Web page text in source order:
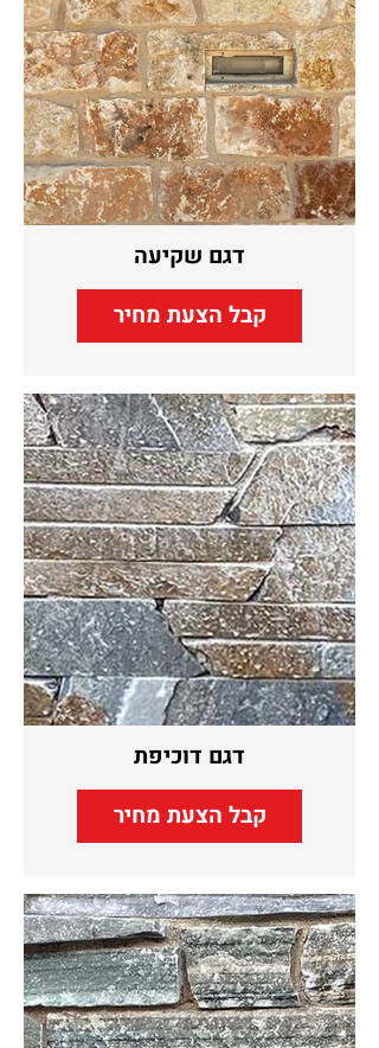
דגם שקיעה
קבל הצעת מחיר
דגם דוכיפת
קבל הצעת מחיר